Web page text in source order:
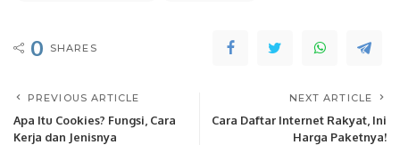
0 SHARES
PREVIOUS ARTICLE
Apa Itu Cookies? Fungsi, Cara
Kerja dan Jenisnya
NEXT ARTICLE
Cara Daftar Internet Rakyat, Ini
Harga Paketnya!